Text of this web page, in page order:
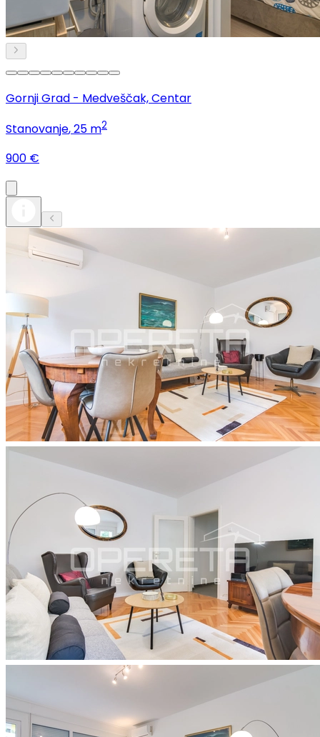
Gornji Grad - Medveščak, Centar
Stanovanje, 25 m2
900 €